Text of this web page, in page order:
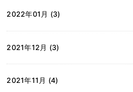
2022年01月 (3)
2021年12月 (3)
2021年11月 (4)